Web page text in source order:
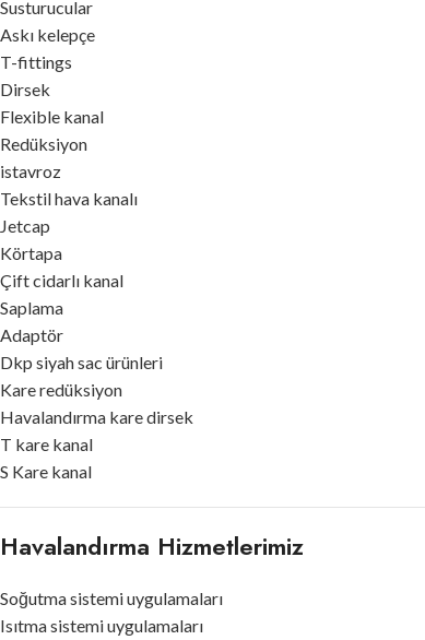
Susturucular
Askı kelepçe
T-fittings
Dirsek
Flexible kanal
Redüksiyon
istavroz
Tekstil hava kanalı
Jetcap
Körtapa
Çift cidarlı kanal
Saplama
Adaptör
Dkp siyah sac ürünleri
Kare redüksiyon
Havalandırma kare dirsek
T kare kanal
S Kare kanal
Havalandırma Hizmetlerimiz
Soğutma sistemi uygulamaları
Isıtma sistemi uygulamaları